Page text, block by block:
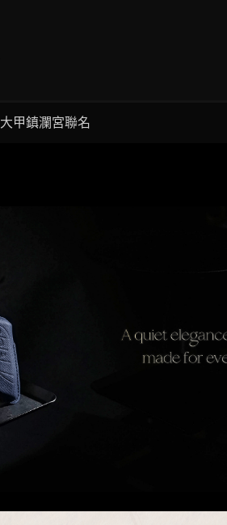
大甲鎮瀾宮聯名